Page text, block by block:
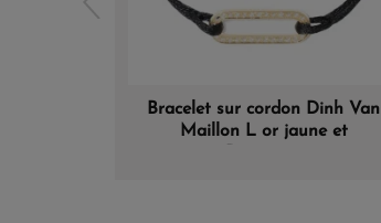
Bracelet sur cordon Dinh Van
Maillon L or jaune et